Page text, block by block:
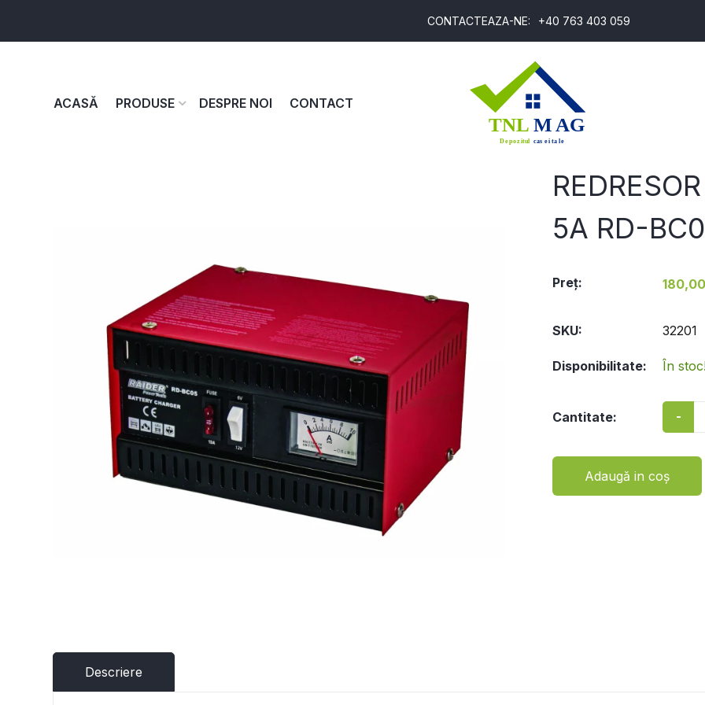
CONTACTEAZA-NE: +40 763 403 059
ACASĂ PRODUSE DESPRE NOI CONTACT
5A RD-
Preţ:
SKU: 32201
Disponibilitate: În
Cantitate: -
Adaugă in coş
Descriere